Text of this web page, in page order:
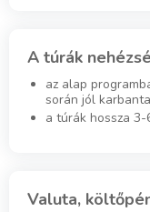
A túrák
az alap
során jól
a túrák hossza 3-
Valuta,